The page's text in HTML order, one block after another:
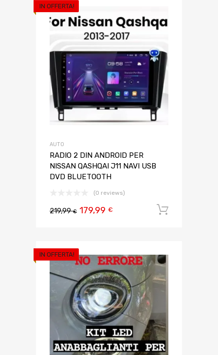
IN OFFERTA!
AUTO
RADIO 2 DIN ANDROID PER
NISSAN QASHQAI J11 NAVI USB
DVD BLUETOOTH
(0 reviews)
219,99€ 179,99 €
IN OFFERTA!